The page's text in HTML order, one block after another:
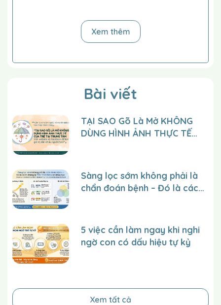
nhìn hình con chó, rồi hướng sự chú ý của trẻ về
phía miệng của bạn, bạn nói: “Gâu gâu”. Bạn nhấn
chước tiếng kêu con bò “Bò”, bạn nhấn mạnh âm
bạn kẹp hai môi của trẻ.
Khi phát âm “Cắc” bạn nhấn mạnh âm đầu “K”
Bạn thử hướng dẫn dần dần trẻ phát âm cùng lúc
với bạn. Lúc đầu trẻ không phát đúng âm đầu, chỉ
phát gần âm đó thôi, và điều đó bình thường. Củng
cố trẻ ngay khi trẻ thử những lần đầu.
Khi trẻ thành thạo, động viên trẻ phát âm rõ hơn
và chấm dứt từ đó
Xem thêm
Bài viết
TẠI SAO Gõ Là Mở KHÔNG
DÙNG HÌNH ẢNH THỰC TẾ
tỏa giá trị đến nhiều người
hơn?
Sàng lọc sớm không phải là
chẩn đoán bệnh – Đó là cách
5 việc cần làm ngay khi nghi
ngờ con có dấu hiệu tự kỷ
Xem tất cả